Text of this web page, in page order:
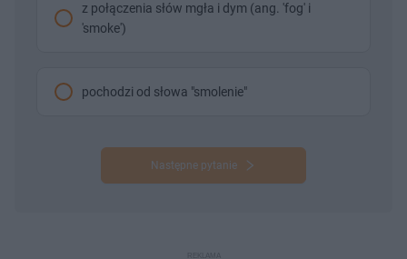
z połączenia słów mgła i dym (ang. 'fog' i
'smoke')
pochodzi od słowa "smolenie"
Następne pytanie